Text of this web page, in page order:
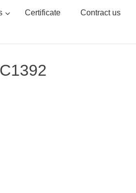
Certificate Contract us